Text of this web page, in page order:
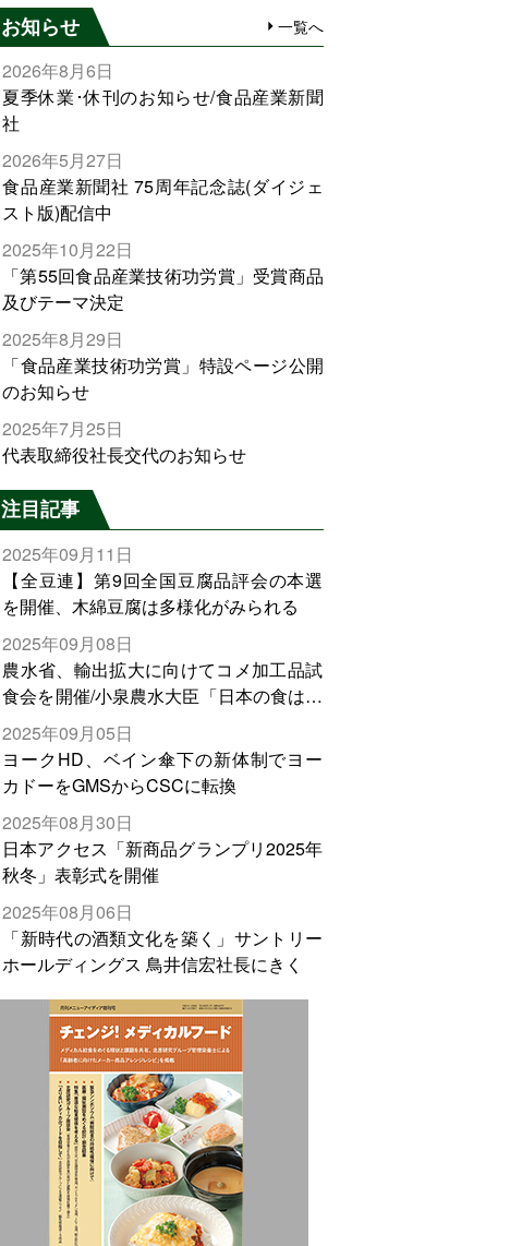
お知らせ 一覧へ
2026年8月6日
夏季休業･休刊のお知らせ/食品産業新聞
社
2026年5月27日
食品産業新聞社 75周年記念誌(ダイジェ
スト版)配信中
2025年10月22日
「第55回食品産業技術功労賞」受賞商品
及びテーマ決定
2025年8月29日
「食品産業技術功労賞」特設ページ公開
のお知らせ
2025年7月25日
代表取締役社長交代のお知らせ
注目記事
2025年09月11日
【全豆連】第9回全国豆腐品評会の本選
を開催、木綿豆腐は多様化がみられる
2025年09月08日
農水省、輸出拡大に向けてコメ加工品試
食会を開催/小泉農水大臣「日本の食は世
界でトップをとれる。米増産に向けて、
米輸出需要の拡大を」
2025年09月05日
ヨークHD、ベイン傘下の新体制でヨー
カドーをGMSからCSCに転換
2025年08月30日
日本アクセス「新商品グランプリ2025年
秋冬」表彰式を開催
2025年08月06日
「新時代の酒類文化を築く」サントリー
ホールディングス 鳥井信宏社長にきく